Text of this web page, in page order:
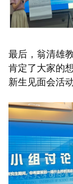
最后，翁清雄
肯定了大家的
新生见面会活